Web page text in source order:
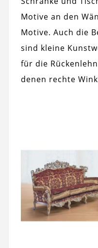
Motive an den
Motive. Auch die
sind kleine
für die
denen rechte